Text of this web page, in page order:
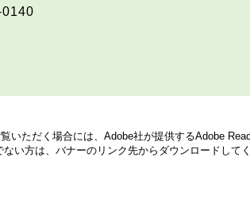
0140
いただく場合には、Adobe社が提供するAdobe
い方は、バナーのリンク先からダウンロードして